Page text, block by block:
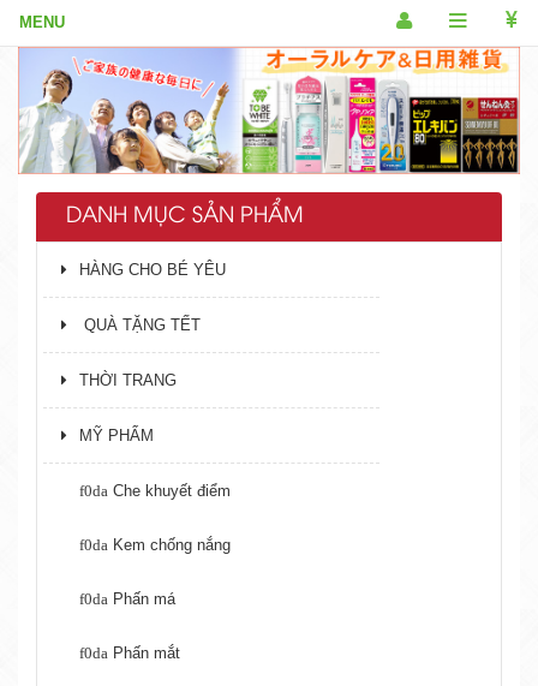
DANH MỤC SẢN PHẨM
HÀNG CHO BÉ YÊU
QUÀ TẶNG TẾT
THỜI TRANG
MỸ PHẨM
Che khuyết điểm
Kem chống nắng
Phấn má
Phấn mắt